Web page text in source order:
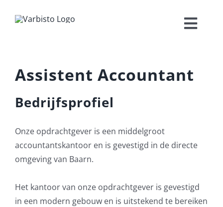
naar
Werknemers
Vacatures
Contact
Assistent Accountant
Bedrijfsprofiel
Onze opdrachtgever is een middelgroot
accountantskantoor en is gevestigd in de directe
omgeving van Baarn.
Het kantoor van onze opdrachtgever is gevestigd
in een modern gebouw en is uitstekend te bereiken